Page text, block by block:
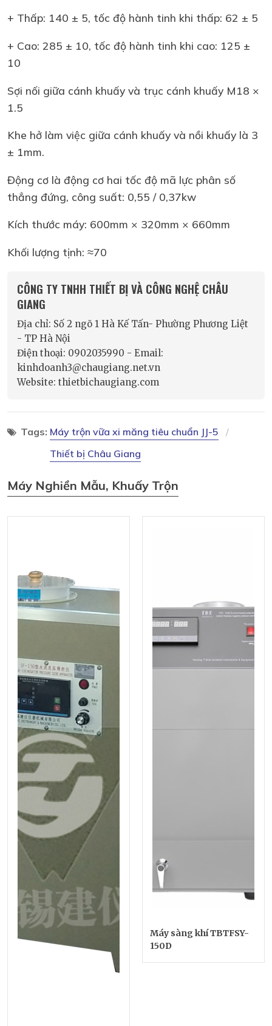
+ Thấp: 140 ± 5, tốc độ hành tinh khi thấp: 62 ± 5
+ Cao: 285 ± 10, tốc độ hành tinh khi cao: 125 ±
10
Sợi nối giữa cánh khuấy và trục cánh khuấy M18 ×
1.5
Khe hở làm việc giữa cánh khuấy và nồi khuấy là 3
± 1mm.
Động cơ là động cơ hai tốc độ mã lực phân số
thẳng đứng, công suất: 0,55 / 0,37kw
Kích thước máy: 600mm × 320mm × 660mm
Khối lượng tịnh: ≈70
CÔNG TY TNHH THIẾT BỊ VÀ CÔNG NGHỆ CHÂU
GIANG
Địa chỉ: Số 2 ngõ 1 Hà Kế Tấn- Phường Phương Liệt
- TP Hà Nội
Điện thoại: 0902035990 - Email:
kinhdoanh3@chaugiang.net.vn
Website: thietbichaugiang.com
Tags: Máy trộn vữa xi măng tiêu chuẩn JJ-5
Thiết bị Châu Giang
Máy Nghiền Mẫu, Khuấy Trộn
Máy sàng khí TBTFSY-
150D